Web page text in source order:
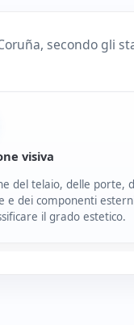
secondo gli
visiva
del telaio, delle porte,
e dei componenti
il grado estetico.